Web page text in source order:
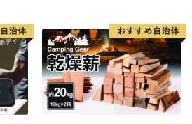
・CM等のロケーションとしても
、中でも、那珂湊駅は築100年を
舎が魅力的で「関東の駅百選」に
た、勝田駅から阿字ヶ浦駅まで計
ち海浜公園前まで延伸予定）に設
、それぞれの地域の魅力が一目で